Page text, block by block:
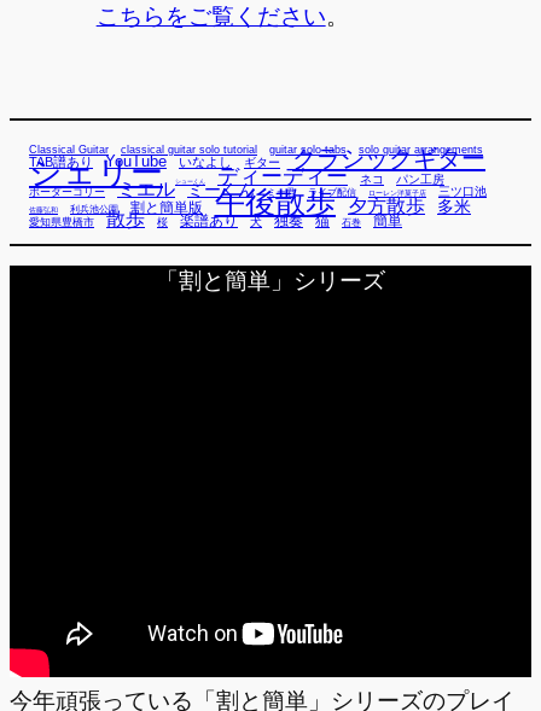
こちらをご覧ください。
Classical Guitar classical guitar solo tutorial guitar solo tabs solo guitar arrangements
TAB譜あり YouTube いなよし ギター クラシックギター
シェリー シューくん ディーディー ネコ パン工房
ボーダーコリー ミエル ミーくん ミー君 ライブ配信 ローレン洋菓子店 三ツ口池
佐藤弘和 利兵池公園 割と簡単版 午後散歩 夕方散歩 多米
愛知県豊橋市 散歩 桜 楽譜あり 犬 独奏 猫 石巻 簡単
「割と簡単」シリーズ
今年頑張っている「割と簡単」シリーズのプレイ